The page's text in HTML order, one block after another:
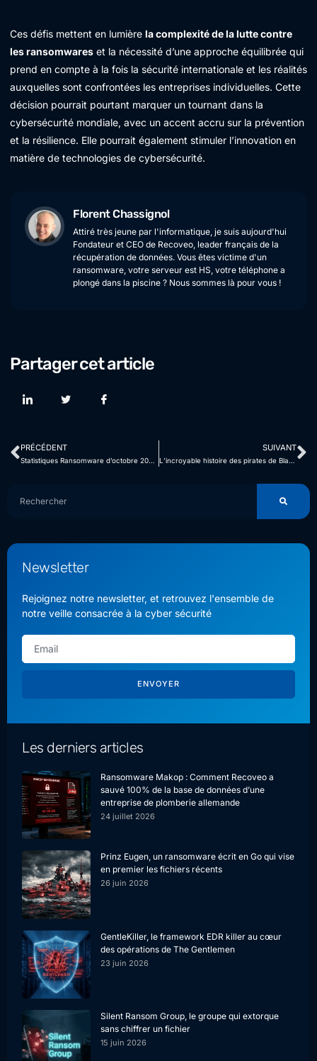
Ces défis mettent en lumière la complexité de la lutte contre
les ransomwares et la nécessité d’une approche équilibrée qui
prend en compte à la fois la sécurité internationale et les réalités
auxquelles sont confrontées les entreprises individuelles. Cette
décision pourrait pourtant marquer un tournant dans la
cybersécurité mondiale, avec un accent accru sur la prévention
et la résilience. Elle pourrait également stimuler l’innovation en
matière de technologies de cybersécurité.
Florent Chassignol
Attiré très jeune par l'informatique, je suis aujourd'hui
Fondateur et CEO de Recoveo, leader français de la
récupération de données. Vous êtes victime d'un
ransomware, votre serveur est HS, votre téléphone a
plongé dans la piscine ? Nous sommes là pour vous !
Partager cet article
PRÉCÉDENT
Statistiques Ransomware d’octobre 2023, aucun secteur n’échappe aux attaques
SUIVANT
L’incroyable histoire des pirates de Blackcat qui portent plainte contre leur victime
Newsletter
Rejoignez notre newsletter, et retrouvez l'ensemble de
notre veille consacrée à la cyber sécurité
ENVOYER
Les derniers articles
Ransomware Makop : Comment Recoveo a
sauvé 100% de la base de données d’une
entreprise de plomberie allemande
24 juillet 2026
Prinz Eugen, un ransomware écrit en Go qui vise
en premier les fichiers récents
26 juin 2026
GentleKiller, le framework EDR killer au cœur
des opérations de The Gentlemen
23 juin 2026
Silent Ransom Group, le groupe qui extorque
sans chiffrer un fichier
15 juin 2026